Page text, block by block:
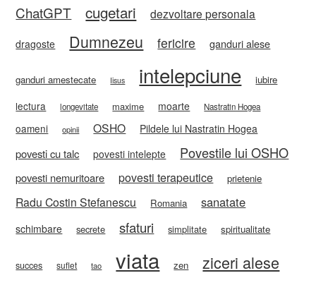
ChatGPT cugetari dezvoltare personala
dragoste Dumnezeu fericire ganduri alese
ganduri amestecate Iisus intelepciune iubire
lectura longevitate maxime moarte Nastratin Hogea
oameni opinii OSHO Pildele lui Nastratin Hogea
povesti cu talc povesti intelepte Povestile lui OSHO
povesti nemuritoare povesti terapeutice prietenie
Radu Costin Stefanescu Romania sanatate
schimbare secrete sfaturi simplitate spiritualitate
succes suflet tao viata zen ziceri alese